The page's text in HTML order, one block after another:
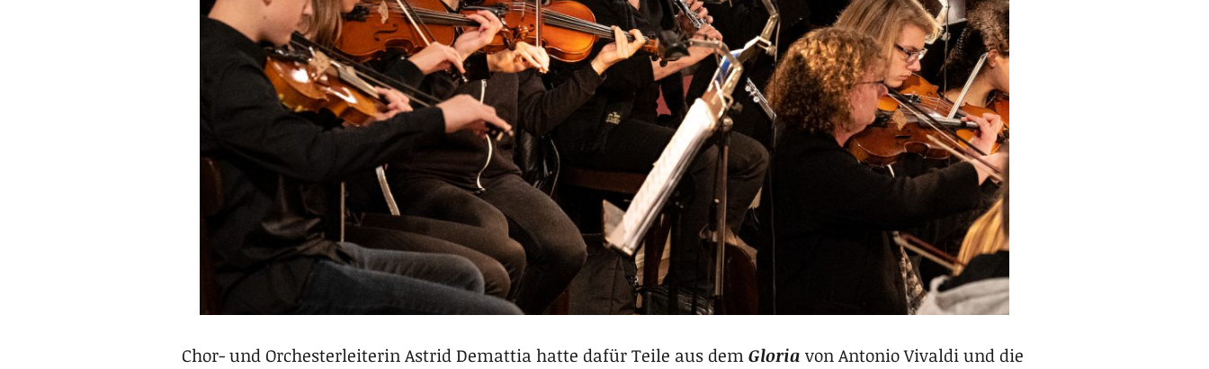
Chor- und Orchesterleiterin Astrid Demattia hatte dafür Teile aus demGloria von Antonio Vivaldi und die